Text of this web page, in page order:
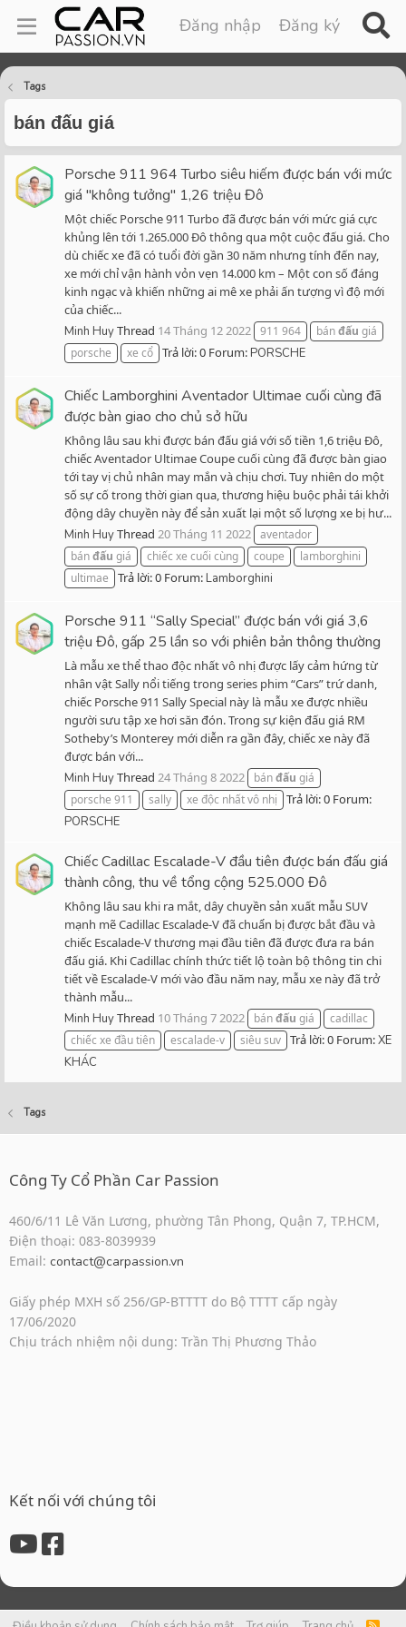
Đăng nhập Đăng ký
Tags
bán đấu giá
Porsche 911 964 Turbo siêu hiếm được bán với mức
giá "không tưởng" 1,26 triệu Đô
Một chiếc Porsche 911 Turbo đã được bán với mức giá cực
khủng lên tới 1.265.000 Đô thông qua một cuộc đấu giá. Cho
dù chiếc xe đã có tuổi đời gần 30 năm nhưng tính đến nay,
xe mới chỉ vận hành vỏn vẹn 14.000 km – Một con số đáng
kinh ngạc và khiến những ai mê xe phải ấn tượng vì độ mới
của chiếc...
Minh HuyThread 14 Tháng 12 2022 911 964 bánđấu giá
porsche
xe cổ Trả lời: 0 Forum:PORSCHE
Chiếc Lamborghini Aventador Ultimae cuối cùng đã
được bàn giao cho chủ sở hữu
Không lâu sau khi được bán đấu giá với số tiền 1,6 triệu Đô,
chiếc Aventador Ultimae Coupe cuối cùng đã được bàn giao
tới tay vị chủ nhân may mắn và chịu chơi. Tuy nhiên do một
số sự cố trong thời gian qua, thương hiệu buộc phải tái khởi
động dây chuyền này để sản xuất lại một số lượng xe bị hư...
Minh HuyThread 20 Tháng 11 2022 aventador
bánđấu giá chiếc xe cuối cùng coupe
lamborghini
ultimae
Trả lời: 0 Forum:Lamborghini
Porsche 911 “Sally Special” được bán với giá 3,6
triệu Đô, gấp 25 lần so với phiên bản thông thường
Là mẫu xe thể thao độc nhất vô nhị được lấy cảm hứng từ
nhân vật Sally nổi tiếng trong series phim “Cars” trứ danh,
chiếc Porsche 911 Sally Special này là mẫu xe được nhiều
người sưu tập xe hơi săn đón. Trong sự kiện đấu giá RM
Sotheby’s Monterey mới diễn ra gần đây, chiếc xe này đã
được bán với...
Minh HuyThread 24 Tháng 8 2022 bánđấu giá
porsche 911
sally xe độc nhất vô nhị Trả lời: 0 Forum:
PORSCHE
Chiếc Cadillac Escalade-V đầu tiên được bán đấu giá
thành công, thu về tổng cộng 525.000 Đô
Không lâu sau khi ra mắt, dây chuyền sản xuất mẫu SUV
mạnh mẽ Cadillac Escalade-V đã chuẩn bị được bắt đầu và
chiếc Escalade-V thương mại đầu tiên đã được đưa ra bán
đấu giá. Khi Cadillac chính thức tiết lộ toàn bộ thông tin chi
tiết về Escalade-V mới vào đầu năm nay, mẫu xe này đã trở
thành mẫu...
Minh HuyThread 10 Tháng 7 2022 bánđấu giá
cadillac
chiếc xe đầu tiên
escalade-v siêu suv Trả lời: 0 Forum:XE
KHÁC
Tags
Công Ty Cổ Phần Car Passion
460/6/11 Lê Văn Lương, phường Tân Phong, Quận 7, TP.HCM,
Điện thoại: 083-8039939
Email: contact@carpassion.vn
Giấy phép MXH số 256/GP-BTTTT do Bộ TTTT cấp ngày
17/06/2020
Chịu trách nhiệm nội dung: Trần Thị Phương Thảo
Kết nối với chúng tôi